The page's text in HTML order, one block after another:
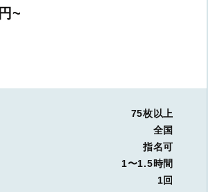
円~
75枚以上
全国
指名可
1〜1.5時間
1回